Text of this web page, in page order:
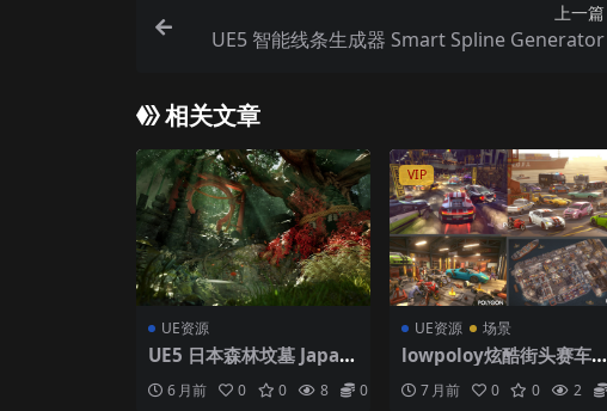
上一篇
UE5 智能线条生成器 Smart Spline Generator
相关文章
UE资源
UE5 日本森林坟墓 Japan
6 月前 0 0 8 0
VIP
UE资源 场景
lowpoloy炫酷街头赛车场
7 月前 0 0 2